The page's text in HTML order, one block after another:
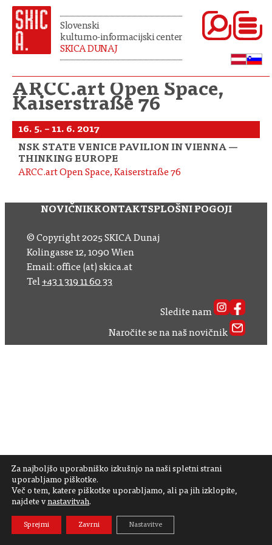
Slovenski
kulturno-informacijski center
SKICA DUNAJ
ARCC.art Open Space,
Kaiserstraße 76
16. 5. – 11. 6. 2017
NSK STATE VENICE PAVILION IN VIENNA —
THINKING EUROPE
ARCC.art Open Space, Kaiserstraße 76
Za najboljšo uporabniško izkušnjo na naši spletni strani
uporabljamo piškotke.
Več o tem, katere piškotke uporabljamo, ali pa jih izklopite,
najdete v nastavitvah.
Sprejmi Zavrni Nastavitve
NOVIČNIKKONTAKTSPLOŠNI POGOJI
© Copyright 2025 SKICA Dunaj
Kolingasse 12, 1090 Wien
Email: office (at) skica.at
Tel+43 1 319 11 60 33
Sledite nam
Naročite se na naš novičnik